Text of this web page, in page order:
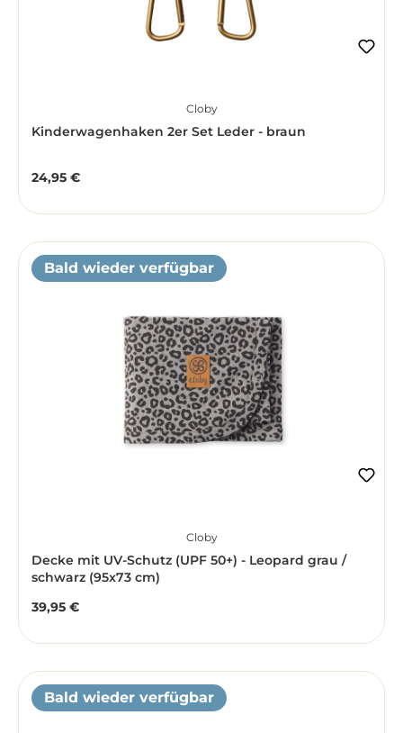
Cloby
Kinderwagenhaken 2er Set Leder - braun
Regulärer Preis:
24,95 €
Bald wieder verfügbar
Cloby
Decke mit UV-Schutz (UPF 50+) - Leopard grau /
schwarz (95x73 cm)
Regulärer Preis:
39,95 €
Bald wieder verfügbar